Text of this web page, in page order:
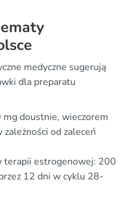
medyczne sugerują
dla preparatu
doustnie, wieczorem
od zaleceń
terapii estrogenowej: 200
12 dni w cyklu 28-